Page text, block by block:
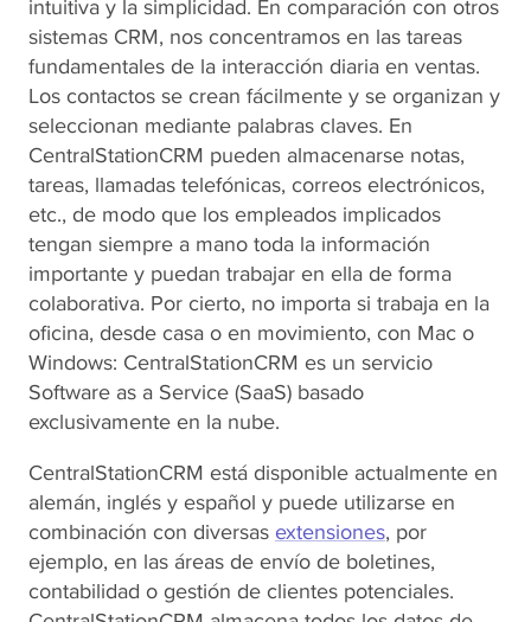
intuitiva y la simplicidad. En comparación con otros
sistemas CRM, nos concentramos en las tareas
fundamentales de la interacción diaria en ventas.
Los contactos se crean fácilmente y se organizan y
seleccionan mediante palabras claves. En
CentralStationCRM pueden almacenarse notas,
tareas, llamadas telefónicas, correos electrónicos,
etc., de modo que los empleados implicados
tengan siempre a mano toda la información
importante y puedan trabajar en ella de forma
colaborativa. Por cierto, no importa si trabaja en la
oficina, desde casa o en movimiento, con Mac o
Windows: CentralStationCRM es un servicio
Software as a Service (SaaS) basado
exclusivamente en la nube.
CentralStationCRM está disponible actualmente en
alemán, inglés y español y puede utilizarse en
combinación con diversas extensiones, por
ejemplo, en las áreas de envío de boletines,
contabilidad o gestión de clientes potenciales.